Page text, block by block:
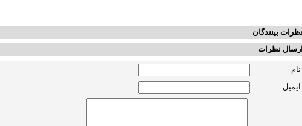
بینندگان
نظرات
نام
ایمیل